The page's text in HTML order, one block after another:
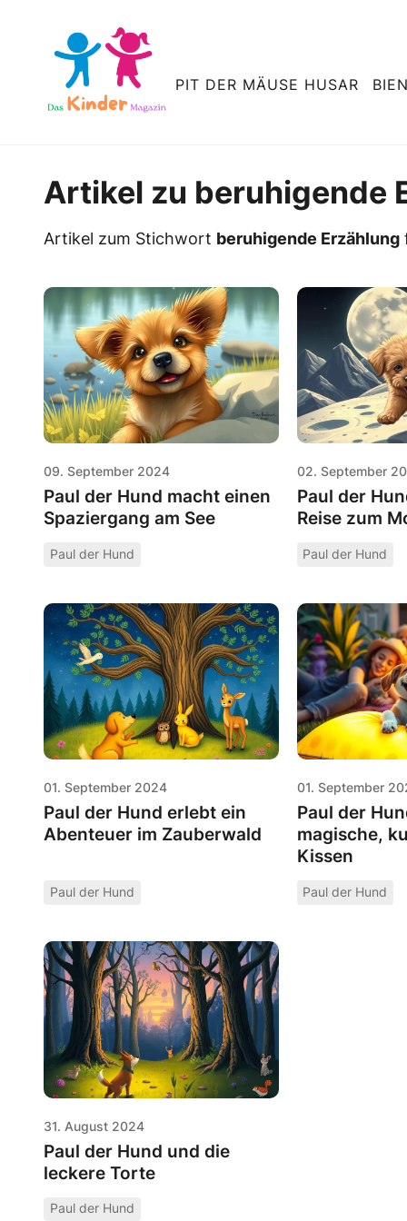
PIT DER MÄUSE HUSAR
Artikel zu beruhigende
Artikel zum Stichwort beruhigende Erzählung
09. September 2024
Paul der Hund macht einen
Spaziergang am See
Paul der Hund
02. September
Paul der
Reise zum
Paul der Hund
01. September 2024
Paul der Hund erlebt ein
Abenteuer im Zauberwald
Paul der Hund
01. September
Paul der
magische,
Kissen
Paul der Hund
31. August 2024
Paul der Hund und die
leckere Torte
Paul der Hund